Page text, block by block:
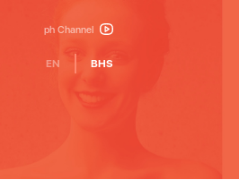
ph Channel
EN BHS